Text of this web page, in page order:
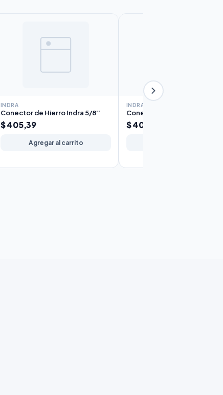
INDRA
Conector de Hierro Indra 5/8''
$ 405,39
Agregar al carrito
INDRA
Conector de Hierro Indra 3/
$ 405,39